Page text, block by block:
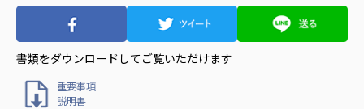
爽やかな風 那覇エリア
社会福祉法人 共生会
特別養護老人ホーム 共生の家
株式会社 アジアメデカ元気事業団
書類をダウンロードして ご覧いただけます
重要事項
説明書